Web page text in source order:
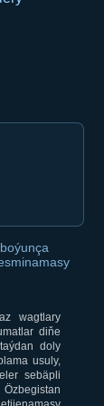
wagtlary
diňe
doly
usuly,
sebäpli